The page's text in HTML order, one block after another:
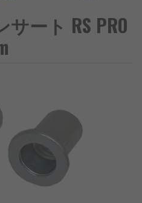
ート RS PRO